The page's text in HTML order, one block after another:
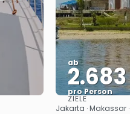
ab
pro Person
ZIELE
Jakarta · Makassar